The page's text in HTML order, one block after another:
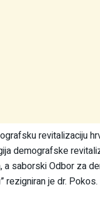
revitalizaciju
demografske
a saborski Odbor za
rezigniran je dr. Pokos.